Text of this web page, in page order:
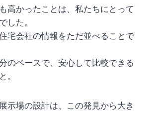
高かったことは、私たちにとって
した。
宅会社の情報をただ並べることで
のペースで、安心して比較できる
。
示場の設計は、この発見から大き